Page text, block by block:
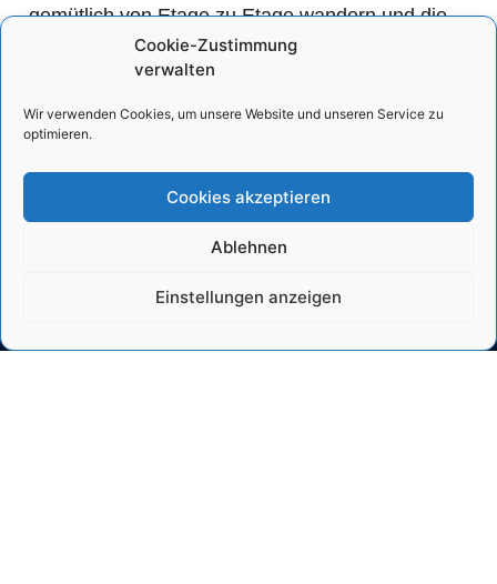
Cookie-Zustimmung
verwalten
Wir verwenden Cookies, um unsere Website und unseren Service zu
optimieren.
Cookies akzeptieren
Ablehnen
Einstellungen anzeigen
gemütlich von Etage zu Etage wandern und die
Medien auf sich wirken lassen oder eine Teleport-
Station für einen Schnelldurchlauf nutzen.